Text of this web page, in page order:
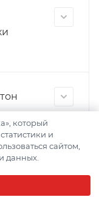
который
и
сайтом,
данных.